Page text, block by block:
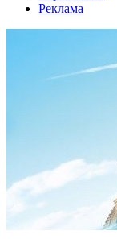
Реклама